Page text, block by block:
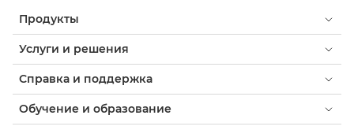
Продукты
Услуги и решения
Справка и поддержка
Обучение и образование